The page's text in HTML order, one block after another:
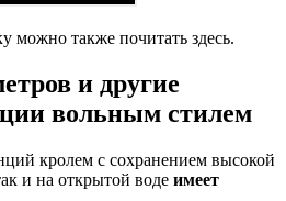
можно также почитать здесь.
и другие
вольным стилем
кролем с сохранением высокой
и на открытой воде имеет